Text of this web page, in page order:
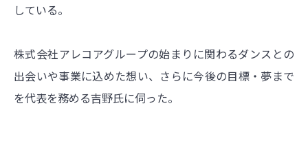
している。
株式会社アレコアグループの始まりに関わるダンスとの
出会いや事業に込めた想い、さらに今後の目標・夢まで
を代表を務める吉野氏に伺った。